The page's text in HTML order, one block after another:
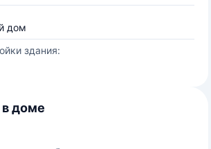
дом
здания:
в доме